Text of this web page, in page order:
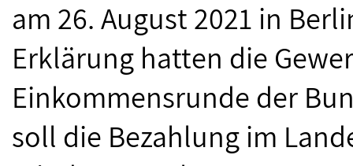
am 26. August 2021 in
Erklärung hatten die
Einkommensrunde der
soll die Bezahlung im